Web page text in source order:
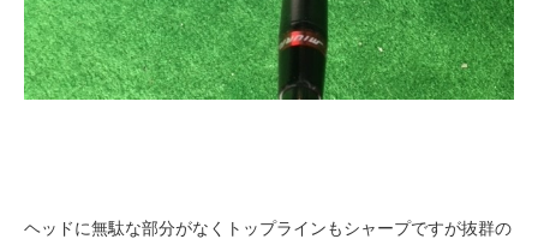
ヘッドに無駄な部分がなくトップラインもシャープですが抜群の